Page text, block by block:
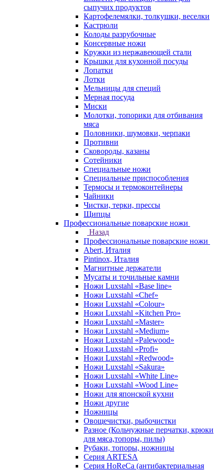
сыпучих продуктов
Картофелемялки, толкушки, веселки
Кастрюли
Колоды разрубочные
Консервные ножи
Кружки из нержавеющей стали
Крышки для кухонной посуды
Лопатки
Лотки
Мельницы для специй
Мерная посуда
Миски
Молотки, топорики для отбивания
мяса
Половники, шумовки, черпаки
Противни
Сковороды, казаны
Сотейники
Специальные ножи
Специальные приспособления
Термосы и термоконтейнеры
Чайники
Чистки, терки, прессы
Щипцы
Профессиональные поварские ножи
Назад
Профессиональные поварские ножи
Abert, Италия
Pintinox, Италия
Магнитные держатели
Мусаты и точильные камни
Ножи Luxstahl «Base line»
Ножи Luxstahl «Chef»
Ножи Luxstahl «Colour»
Ножи Luxstahl «Kitchen Pro»
Ножи Luxstahl «Master»
Ножи Luxstahl «Medium»
Ножи Luxstahl «Palewood»
Ножи Luxstahl «Profi»
Ножи Luxstahl «Redwood»
Ножи Luxstahl «Sakura»
Ножи Luxstahl «White Line»
Ножи Luxstahl «Wood Line»
Ножи для японской кухни
Ножи другие
Ножницы
Овощечистки, рыбочистки
Разное (Кольчужные перчатки, крюки
для мяса,топоры, пилы)
Рубаки, топоры, ножницы
Серия ARTESA
Серия HoReCa (антибактериальная